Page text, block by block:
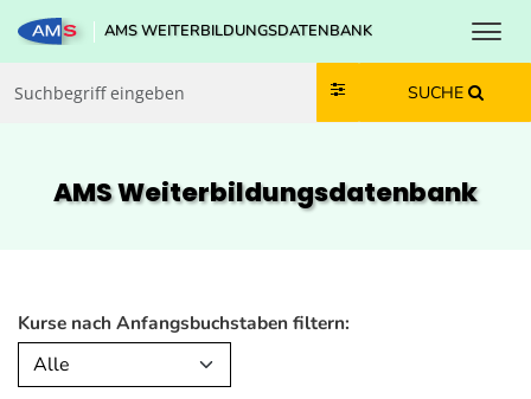
Zum Inhalt springen
Zum Navmenü springen
Zur Suche springen
Zur Footer springen
AMS WEITERBILDUNGSDATENBANK
SUCHE
AMS Weiterbildungs­datenbank
Kurse nach Anfangsbuchstaben filtern:
Alle